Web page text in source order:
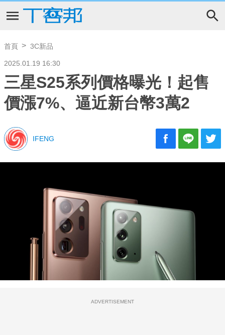
首頁 3C新品
2025.01.19 16:30
三星S25系列價格曝光！起售
價漲7%、逼近新台幣3萬2
IFENG
ADVERTISEMENT